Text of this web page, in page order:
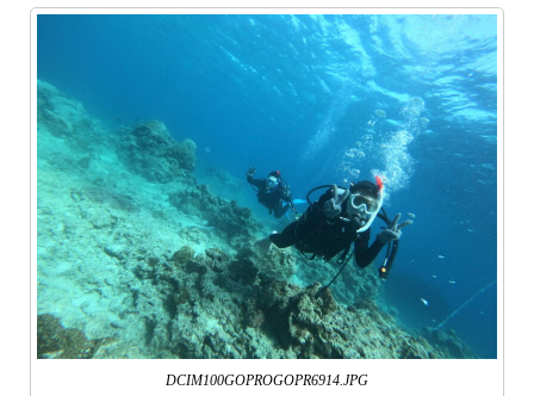
DCIM100GOPROGOPR6914.JPG